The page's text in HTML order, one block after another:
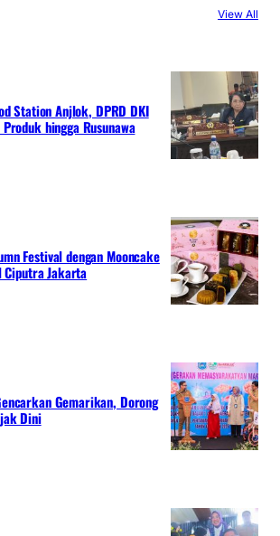
View All
Station Anjlok, DPRD DKI
hingga Rusunawa
Festival dengan Mooncake
Jakarta
Gemarikan, Dorong
Dini